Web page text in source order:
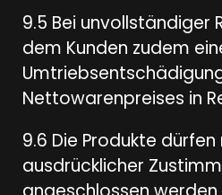
9.5 Bei unvollständiger
dem Kunden zudem
Nettowarenpreises in
9.6 Die Produkte dürfen
ausdrücklicher